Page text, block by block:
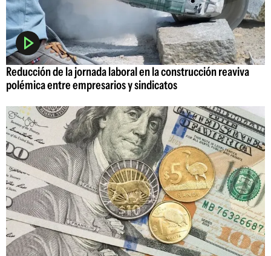
Reducción de la jornada laboral en la construcción reaviva
polémica entre empresarios y sindicatos